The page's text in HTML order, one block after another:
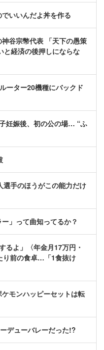
いいんだよ丼を作る
神谷宗幣代表 「天下の愚策
と経済の後押しにならな
ーター20機種にバックド
妊娠後、初の公の場… “ふ
手のほうがこの能力だけ
」って曲知ってるか？
るよ」〈年金月17万円・
り前の食卓…「1食抜け
ケモンハッピーセットは転
デューバレーだった!?